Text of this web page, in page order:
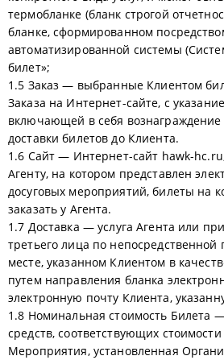
термобланке (бланк строгой
бланке, сформированном
автоматизированной системы
билет»;
1.5 Заказ — выбранные Клиентом
Заказа на Интернет-сайте, с
включающей в себя вознаграждение
доставки билетов до Клиента.
1.6 Сайт — Интернет-сайт hawk-
Агенту, на котором представлен
досуговых мероприятий, билеты на
заказать у Агента.
1.7 Доставка — услуга Агента или
третьего лица по
месте, указанном Клиентом в
путем направления бланка
электронную почту Клиента,
1.8 Номинальная стоимость Билета
средств, соответствующих
Мероприятия, установленная